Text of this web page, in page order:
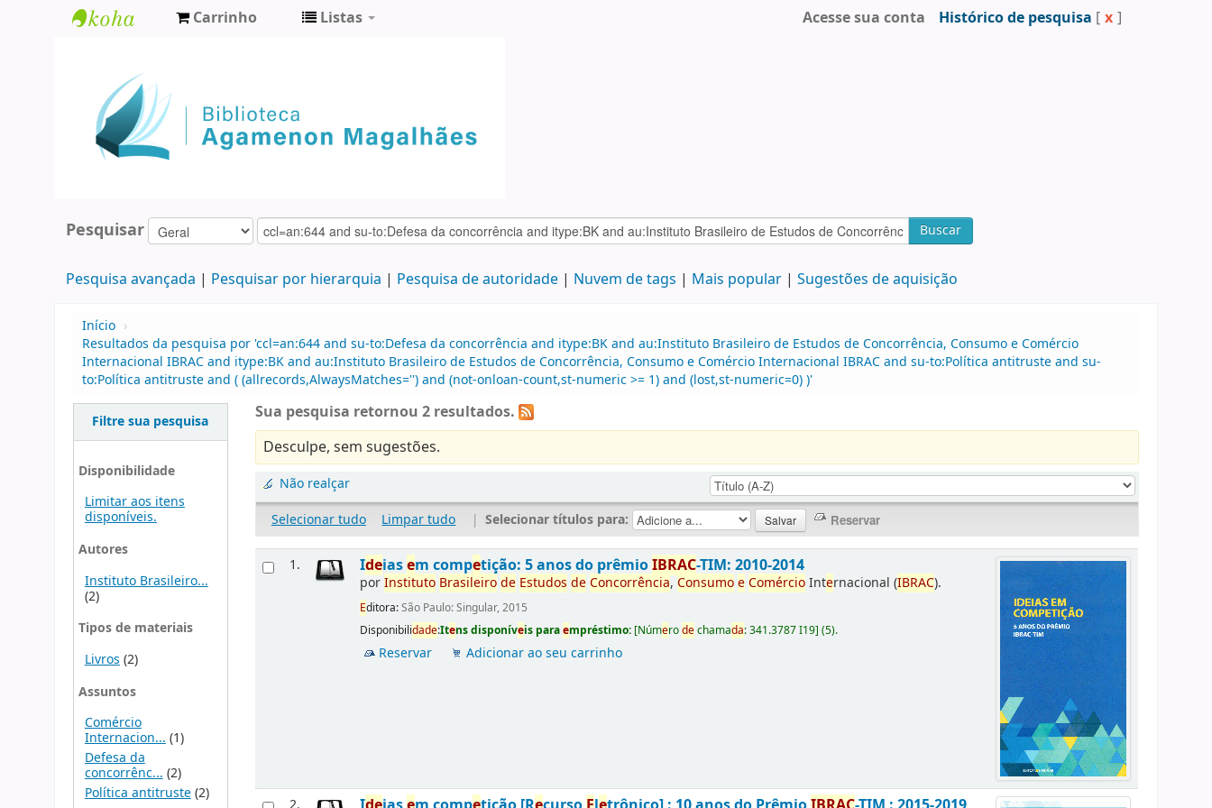
Agamenon
Magalhães
Carrinho Listas Acesse sua conta Histórico de pesquisa [ x ]
Pesquisar Buscar
Pesquisa avançada Pesquisar por hierarquia Pesquisa de autoridade Nuvem de tags Mais popular Sugestões de aquisição
Início ›
Resultados da pesquisa por 'ccl=an:644 and su-to:Defesa da concorrência and itype:BK and au:Instituto Brasileiro de Estudos de Concorrência, Consumo e Comércio
Internacional IBRAC and itype:BK and au:Instituto Brasileiro de Estudos de Concorrência, Consumo e Comércio Internacional IBRAC and su-to:Política antitruste and su-
to:Política antitruste and ( (allrecords,AlwaysMatches='') and (not-onloan-count,st-numeric >= 1) and (lost,st-numeric=0) )'
Filtre sua pesquisa
Disponibilidade
Limitar aos itens
disponíveis.
Autores
Instituto Brasileiro...
(2)
Tipos de materiais
Livros (2)
Assuntos
Comércio
Internacion...(1)
Defesa da
concorrênc... (2)
Política antitruste(2)
Sua pesquisa retornou 2 resultados.
Desculpe, sem sugestões.
Não realçar
Selecionar tudo
Limpar tudo | Selecionar títulos para:
1. Ideiasem competição: 5 anos do prêmioIBRAC-TIM: 2010-2014
porInstituto Brasileirode Estudos deConcorrência,ConsumoeComércioInternacional (IBRAC).
Editora:São Paulo: Singular, 2015
Disponibilidade:Itens disponíveis paraempréstimo: [Númerodechamada:341.3787 I19](5).
Reservar Adicionar ao seu carrinho